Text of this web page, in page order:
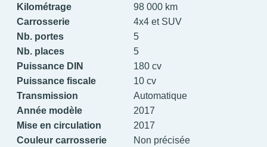
Kilométrage
98 000 km
Carrosserie
4x4 et SUV
Nb. portes
5
Nb. places
5
Puissance DIN
180 cv
Puissance fiscale
10 cv
Transmission
Automatique
Année modèle
2017
Mise en circulation
2017
Couleur carrosserie
Non précisée